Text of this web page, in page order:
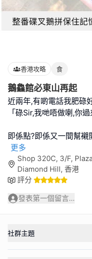
香港攻略 食
鵝鱻館必東山再起
近兩年,有啲電話我肥碌
「碌Sir,我哋唔做喇,你
即係點?即係又一間幫
更多
Shop 320C, 3/F,
Diamond Hill, 香港
評分
發表第一個留言...
社群主題